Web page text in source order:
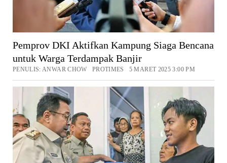
Pemprov DKI Aktifkan Kampung Siaga Bencana
untuk Warga Terdampak Banjir
PENULIS: ANWAR CHOW PROTIMES 5 MARET 2025 3:00 PM